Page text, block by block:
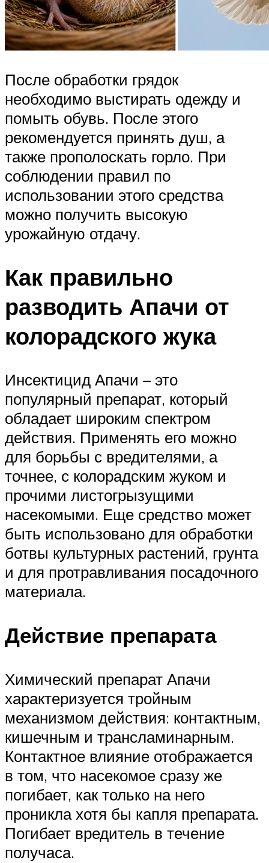
После обработки грядок
необходимо выстирать одежду и
помыть обувь. После этого
рекомендуется принять душ, а
также прополоскать горло. При
соблюдении правил по
использовании этого средства
можно получить высокую
урожайную отдачу.
Как правильно
разводить Апачи от
колорадского жука
Инсектицид Апачи – это
популярный препарат, который
обладает широким спектром
действия. Применять его можно
для борьбы с вредителями, а
точнее, с колорадским жуком и
прочими листогрызущими
насекомыми. Еще средство может
быть использовано для обработки
ботвы культурных растений, грунта
и для протравливания посадочного
материала.
Действие препарата
Химический препарат Апачи
характеризуется тройным
механизмом действия: контактным,
кишечным и трансламинарным.
Контактное влияние отображается
в том, что насекомое сразу же
погибает, как только на него
проникла хотя бы капля препарата.
Погибает вредитель в течение
получаса.